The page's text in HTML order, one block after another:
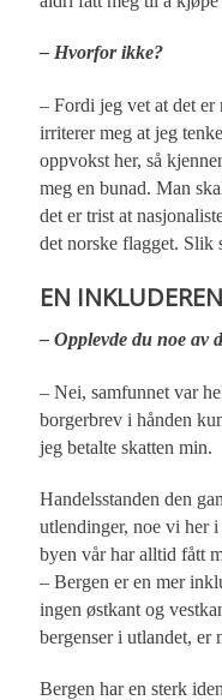
– Hvorfor ikke?
– Fordi jeg vet at det
irriterer meg at jeg
oppvokst her, så
meg en bunad. Man
det er trist at
det norske flagget. Slik
EN
– Opplevde du noe av
– Nei, samfunnet var
borgerbrev i hånden
jeg betalte skatten min.
Handelsstanden den
utlendinger, noe vi her
byen vår har alltid fått
– Bergen er en mer
ingen østkant og
bergenser i utlandet, er
Bergen har en sterk